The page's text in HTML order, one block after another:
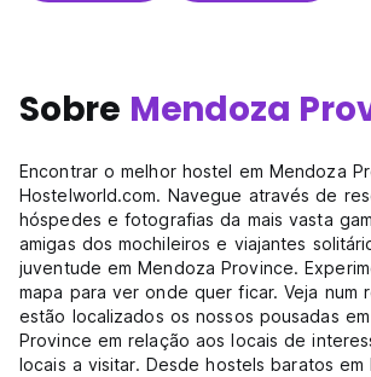
Sobre Mendoza
Encontrar o melhor hostel em Mendoza
Hostelworld.com. Navegue através de
hóspedes e fotografias da mais vasta
amigas dos mochileiros e viajantes
juventude em Mendoza Province.
mapa para ver onde quer ficar. Veja num
estão localizados os nossos pousadas
Province em relação aos locais de
locais a visitar. Desde hostels baratos em